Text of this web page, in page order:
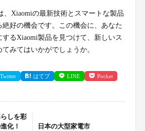
、Xiaomiの最新技術とスマートな製品
絶好の機会です。この機会に、あなた
るXiaomi製品を見つけて、新しいス
みてはいかがでしょうか。
Twitter はてブ LINE Pocket
しを彩
化！
日本の大型家電市